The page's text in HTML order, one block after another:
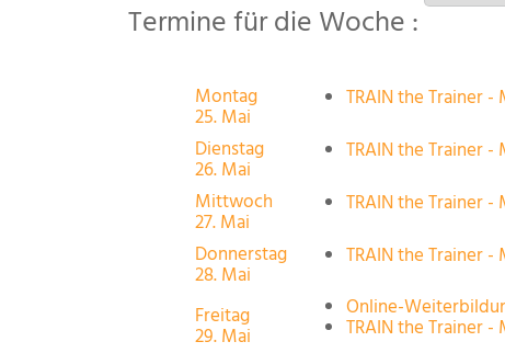
Termine für die Woche :
Montag
25. Mai
TRAIN the Trainer -
Dienstag
26. Mai
TRAIN the Trainer -
Mittwoch
27. Mai
TRAIN the Trainer -
Donnerstag
28. Mai
TRAIN the Trainer -
Freitag
29. Mai
Online-
TRAIN the Trainer -